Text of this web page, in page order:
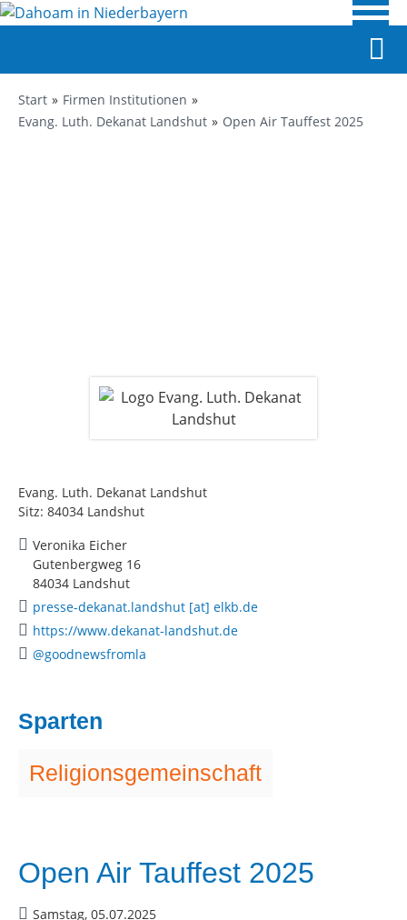
Start
Firmen Institutionen
Evang. Luth. Dekanat Landshut
Open Air Tauffest 2025
Evang. Luth. Dekanat Landshut
Sitz: 84034 Landshut
Veronika Eicher
Gutenbergweg 16
84034 Landshut
presse-dekanat.landshut [at] elkb.de
https://www.dekanat-landshut.de
@goodnewsfromla
Sparten
Religionsgemeinschaft
Open Air Tauffest 2025
Samstag, 05.07.2025